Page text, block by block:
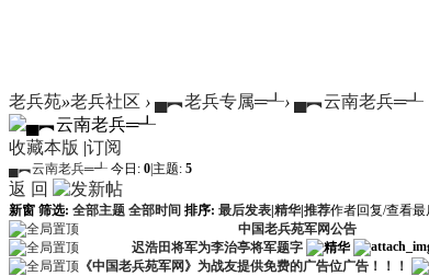
老兵苑»老兵社区 › ▄︻老兵专属═┹› ▄︻云南老兵═┹
收藏本版 |订阅
▄︻云南老兵═┹ 今日: 0 主题: 5
返 回
新窗 筛选: 全部主题 全部时间 排序: 最后发表 精华 推荐作者回复/查看最
中国老兵苑军网公告
迟浩田将军为李治亭将军题字
《中国老兵苑军网》为战友提供免费的广告位广告！！！